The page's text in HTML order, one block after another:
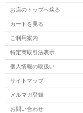
【167cm 63kg Mサイズ着用】
お店のトップへ戻る
カートを見る
ご利用案内
特定商取引法表示
個人情報の取扱い
サイトマップ
メルマガ登録
お問い合わせ